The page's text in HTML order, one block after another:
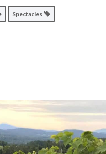
Spectacles